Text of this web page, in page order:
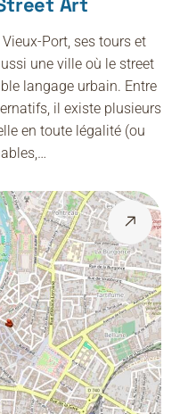
Port, ses tours et
une ville où le street
langage urbain. Entre
il existe plusieurs
en toute légalité (ou